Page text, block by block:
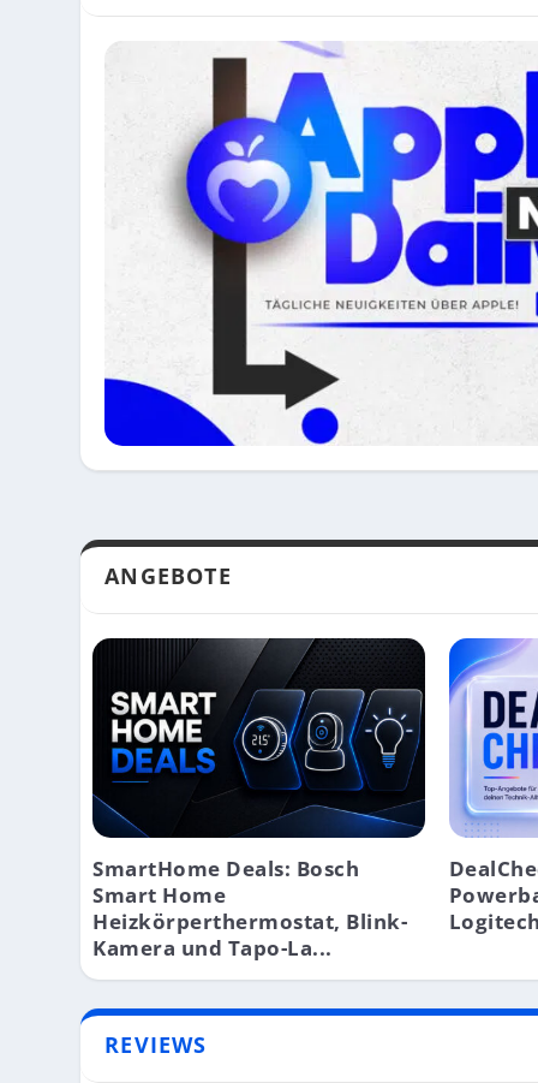
ANGEBOTE
SmartHome Deals: Bosch
Smart Home
Heizkörperthermostat, Blink-
Kamera und Tapo-La...
REVIEWS